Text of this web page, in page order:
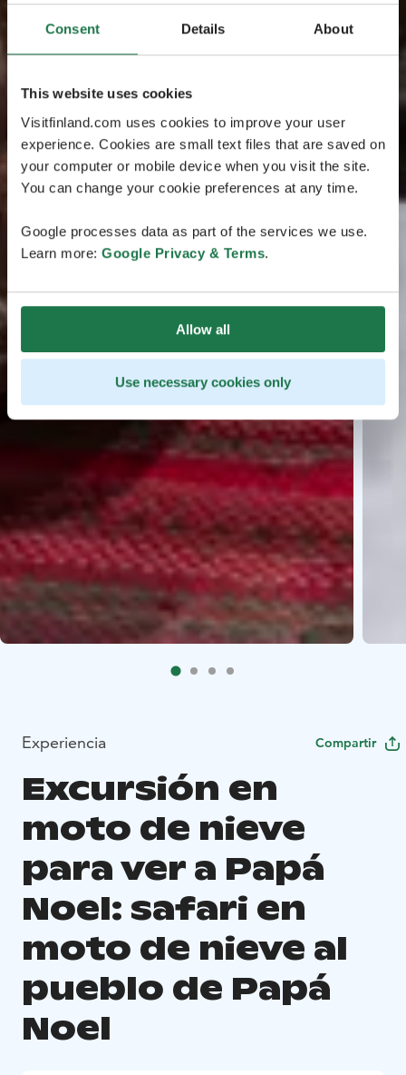
Consent Details About
This website uses cookies
Visitfinland.com uses cookies to improve your user
experience. Cookies are small text files that are saved on
your computer or mobile device when you visit the site.
You can change your cookie preferences at any time.
Google processes data as part of the services we use.
Learn more: Google Privacy & Terms.
Allow all
Use necessary cookies only
Experiencia Compartir
Excursión en
moto de nieve
para ver a Papá
Noel: safari en
moto de nieve al
pueblo de Papá
Noel